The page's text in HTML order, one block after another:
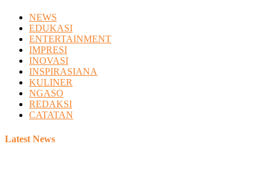
NEWS
EDUKASI
ENTERTAINMENT
IMPRESI
INOVASI
INSPIRASIANA
KULINER
NGASO
REDAKSI
CATATAN
Latest News